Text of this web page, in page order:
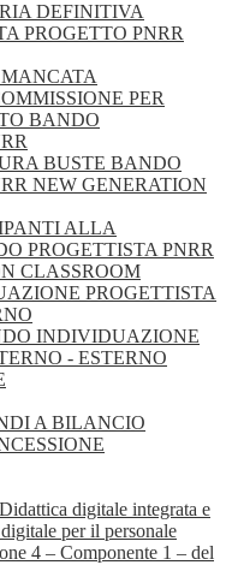
DEFINITIVA
PROGETTO PNRR
PER
BANDO
BUSTE BANDO
NEW GENERATION
ALLA
PROGETTISTA PNRR
CLASSROOM
PROGETTISTA
INDIVIDUAZIONE
- ESTERNO
A BILANCIO
digitale integrata e
per il personale
4 – Componente 1 – del